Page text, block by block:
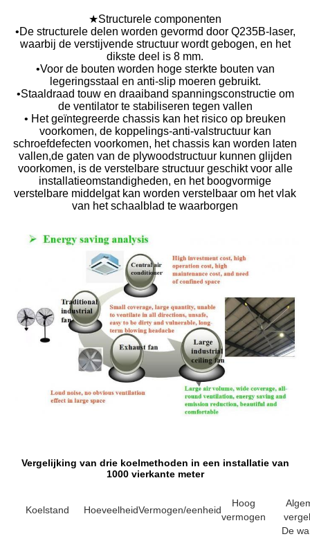
★Structurele componenten
•De structurele delen worden gevormd door Q235B-laser,
waarbij de verstijvende structuur wordt gebogen, en het
dikste deel is 8 mm.
•Voor de bouten worden hoge sterkte bouten van
legeringsstaal en anti-slip moeren gebruikt.
•Staaldraad touw en draaiband spanningsconstructie om
de ventilator te stabiliseren tegen vallen
• Het geïntegreerde chassis kan het risico op breuken
voorkomen, de koppelings-anti-valstructuur kan
schroefdefecten voorkomen, het chassis kan worden laten
vallen,de gaten van de plywoodstructuur kunnen glijden
voorkomen, is de verstelbare structuur geschikt voor alle
installatieomstandigheden, en het boogvormige
verstelbare middelgat kan worden verstelbaar om het vlak
van het schaalblad te waarborgen
Vergelijking van drie koelmethoden in een installatie van
1000 vierkante meter
Koelstand HoeveelheidVermogen/eenheid
Hoog
vermogen
De